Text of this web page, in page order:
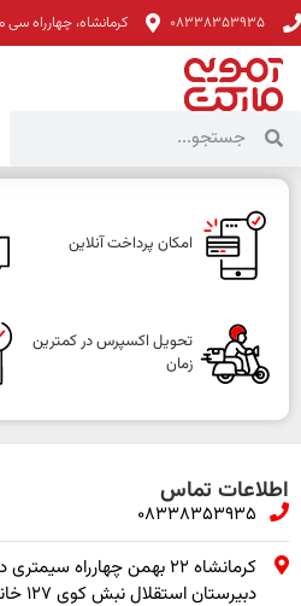
08338353935 کرمانشاه، چهارراه سی
امکان پرداخت آنلاین
تحویل اکسپرس در کمترین
زمان
اطلاعات تماس
08338353935
کرمانشاه ۲۲ بهمن چهارراه
دبیرستان استقلال نبش کوی ۱۲۷ خانه پروتئین آمویی